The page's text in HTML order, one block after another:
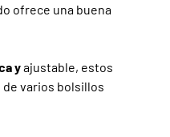
ofrece una buena
yajustable, estos
varios bolsillos